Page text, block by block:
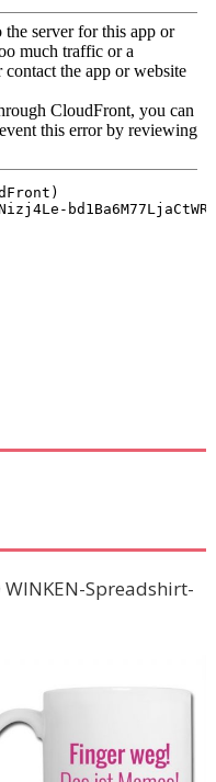
WINKEN-Spreadshirt-